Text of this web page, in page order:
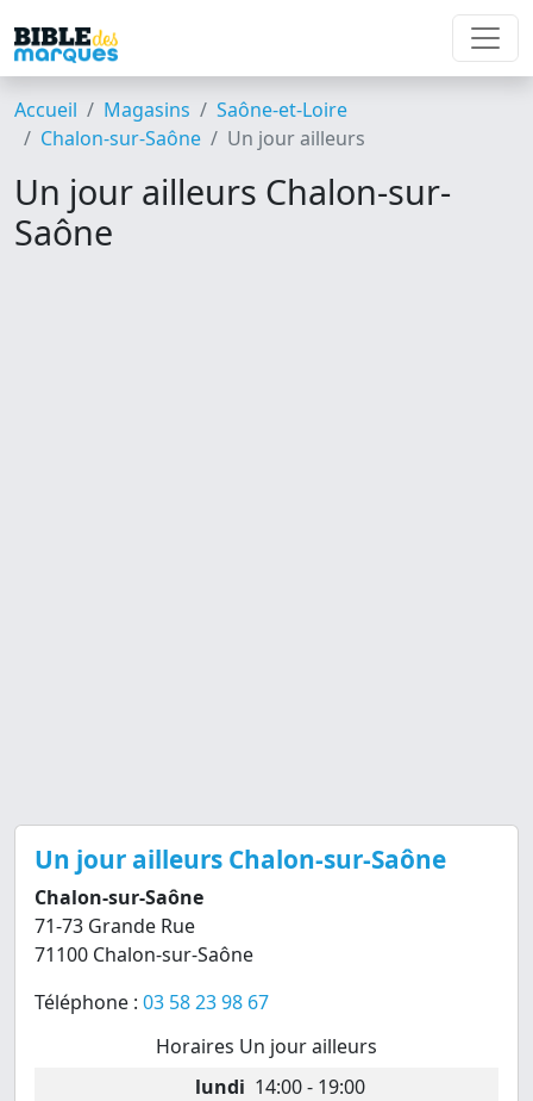
Accueil Magasins
Saône-et-Loire
Chalon-sur-Saône
Un jour ailleurs
Un jour ailleurs Chalon-sur-
Saône
Un jour ailleurs Chalon-sur-Saône
Chalon-sur-Saône
71-73 Grande Rue
71100 Chalon-sur-Saône
Téléphone : 03 58 23 98 67
Horaires Un jour ailleurs
lundi 14:00 - 19:00